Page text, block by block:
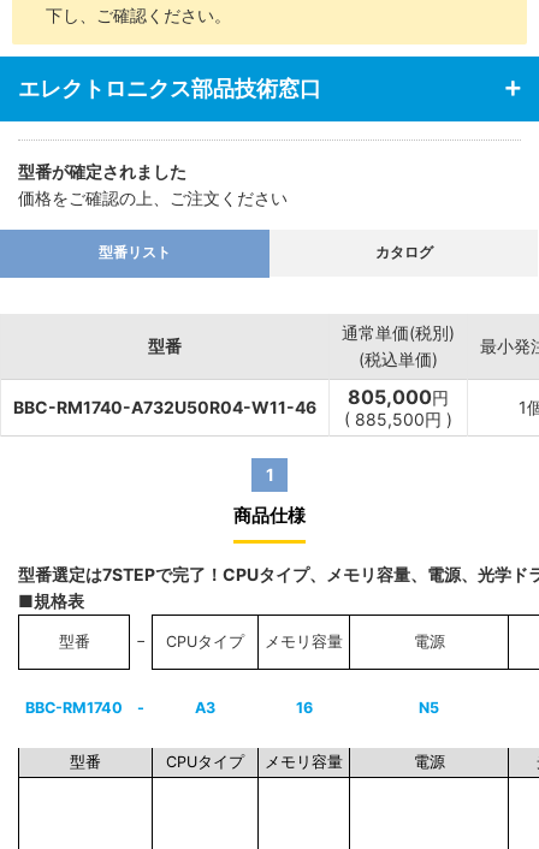
下し、ご確認ください。
エレクトロニクス部品技術窓口
型番が確定されました
価格をご確認の上、ご注文ください
型番リスト カタログ
型番
通常単価(税別)
(税込単価)
最小発
BBC-RM1740-A732U50R04-W11-46 805,000円
( 885,500円 )
1
1
商品仕様
型番選定は7STEPで完了！CPUタイプ、メモリ容量、電源、光学
■規格表
型番 − CPUタイプ メモリ容量 電源
BBC-RM1740 - A3 16 N5
型番 CPUタイプ メモリ容量 電源